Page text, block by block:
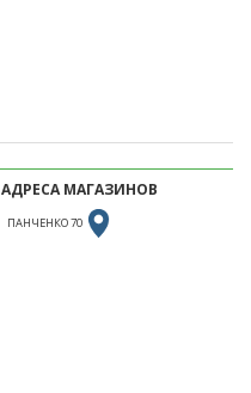
АДРЕСА МАГАЗИНОВ
ПАНЧЕНКО 70